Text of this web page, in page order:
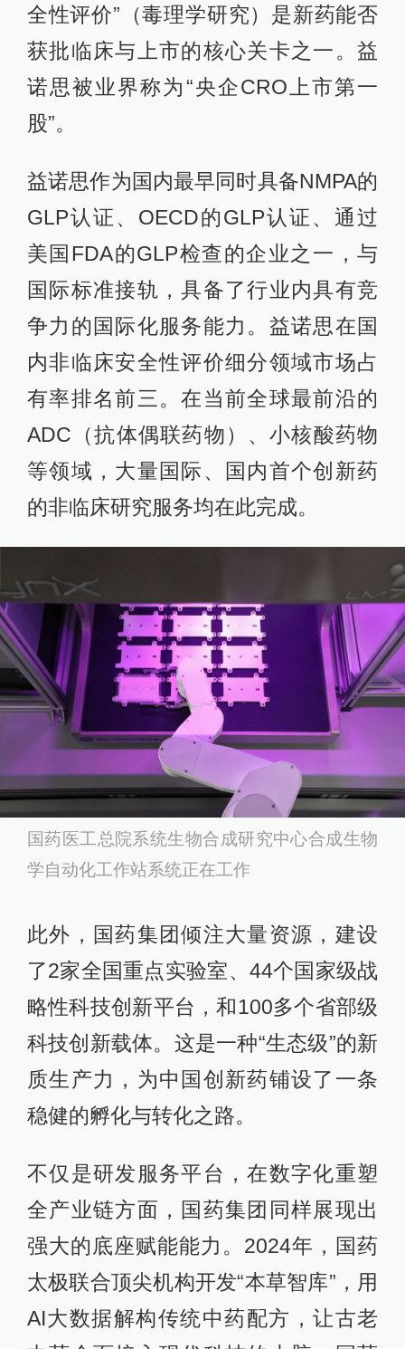
全性评价”（毒理学研究）是新药能否
获批临床与上市的核心关卡之一。益
诺思被业界称为“央企CRO上市第一
股”。
益诺思作为国内最早同时具备NMPA的
GLP认证、OECD的GLP认证、通过
美国FDA的GLP检查的企业之一，与
国际标准接轨，具备了行业内具有竞
争力的国际化服务能力。益诺思在国
内非临床安全性评价细分领域市场占
有率排名前三。在当前全球最前沿的
ADC（抗体偶联药物）、小核酸药物
等领域，大量国际、国内首个创新药
的非临床研究服务均在此完成。
国药医工总院系统生物合成研究中心合成生物
学自动化工作站系统正在工作
此外，国药集团倾注大量资源，建设
了2家全国重点实验室、44个国家级战
略性科技创新平台，和100多个省部级
科技创新载体。这是一种“生态级”的新
质生产力，为中国创新药铺设了一条
稳健的孵化与转化之路。
不仅是研发服务平台，在数字化重塑
全产业链方面，国药集团同样展现出
强大的底座赋能能力。2024年，国药
太极联合顶尖机构开发“本草智库”，用
AI大数据解构传统中药配方，让古老